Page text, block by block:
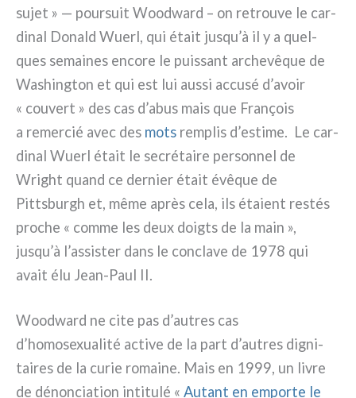
sujet » — pour­suit Woodward – on retrou­ve le car­
di­nal Donald Wuerl, qui était jusqu’à il y a quel­
ques semai­nes enco­re le puis­sant arche­vê­que de
Washington et qui est lui aus­si accu­sé d’avoir
« cou­vert » des cas d’abus mais que François
a remer­cié avec des mots rem­plis d’estime. Le car­
di­nal Wuerl était le secré­tai­re per­son­nel de
Wright quand ce der­nier était évê­que de
Pittsburgh et, même après cela, ils éta­ient restés
pro­che « com­me les deux doig­ts de la main »,
jusqu’à l’assister dans le con­cla­ve de 1978 qui
avait élu Jean-Paul II.
Woodward ne cite pas d’autres cas
d’homosexualité acti­ve de la part d’autres digni­
tai­res de la curie romai­ne. Mais en 1999, un livre
de dénon­cia­tion inti­tu­lé « Autant en empor­te le